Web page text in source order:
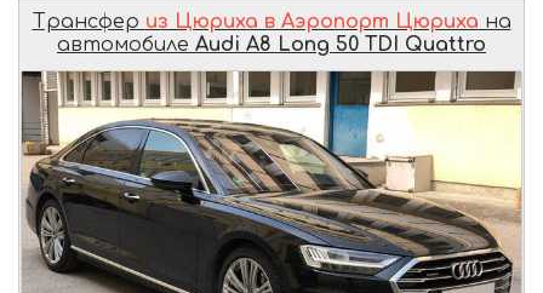
Трансфер из Цюриха в Аэропорт Цюриха на
автомобиле Audi A8 Long 50 TDI Quattro